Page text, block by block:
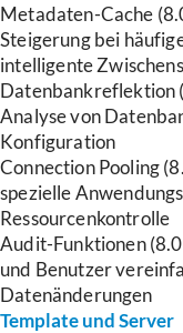
Metadaten-Cache
Steigerung bei
intelligente
Datenbankreflektion
Analyse von
Konfiguration
Connection Pooling
spezielle
Ressourcenkontrolle
Audit-Funktionen
und Benutzer
Datenänderungen
Template und Server